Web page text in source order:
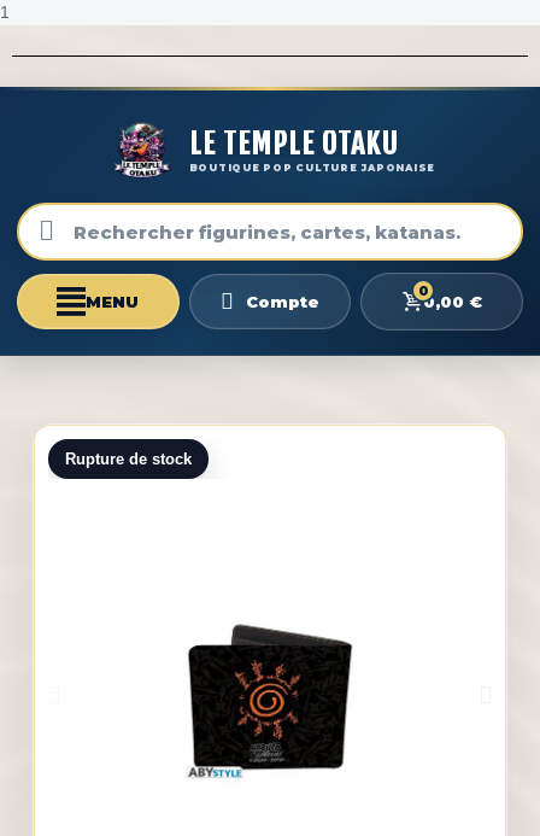
1
LE TEMPLE OTAKU
BOUTIQUE POP CULTURE JAPONAISE
Compte
0
0,00 €
Rupture de stock